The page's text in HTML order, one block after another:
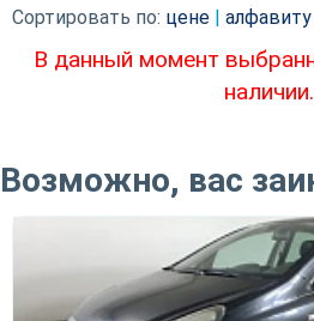
Сортировать по: цене алфавиту
В данный момент
наличии.
Возможно, вас